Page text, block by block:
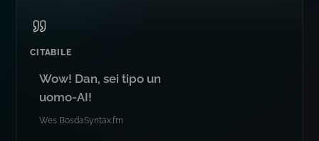
CITABILE
Wow! Dan, sei tipo un
uomo-AI!
Wes BosdaSyntax.fm